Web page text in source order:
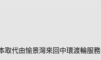
取代由愉景灣來回中環渡輪服務